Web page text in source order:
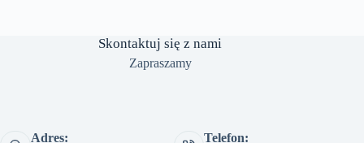
Skontaktuj się z nami
Zapraszamy
Adres:
Telefon: